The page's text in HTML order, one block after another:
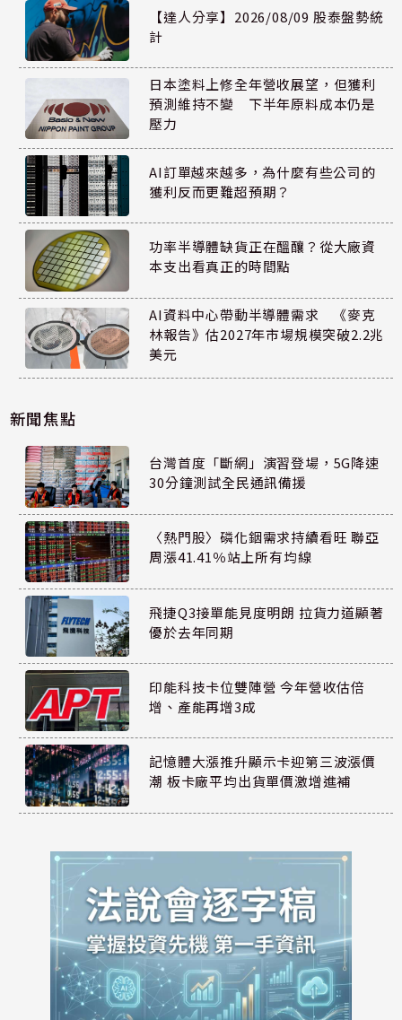
【達人分享】2026/08/09 股泰盤勢統
計
日本塗料上修全年營收展望，但獲利
預測維持不變 下半年原料成本仍是
壓力
AI訂單越來越多，為什麼有些公司的
獲利反而更難超預期？
功率半導體缺貨正在醞釀？從大廠資
本支出看真正的時間點
AI資料中心帶動半導體需求 《麥克
林報告》估2027年市場規模突破2.2兆
美元
新聞焦點
台灣首度「斷網」演習登場，5G降速
30分鐘測試全民通訊備援
〈熱門股〉磷化銦需求持續看旺 聯亞
周漲41.41％站上所有均線
飛捷Q3接單能見度明朗 拉貨力道顯著
優於去年同期
印能科技卡位雙陣營 今年營收估倍
增、產能再增3成
記憶體大漲推升顯示卡迎第三波漲價
潮 板卡廠平均出貨單價激增進補